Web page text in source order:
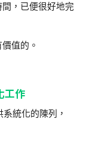
，已便很好地完
值的。
工作
統化的陳列，